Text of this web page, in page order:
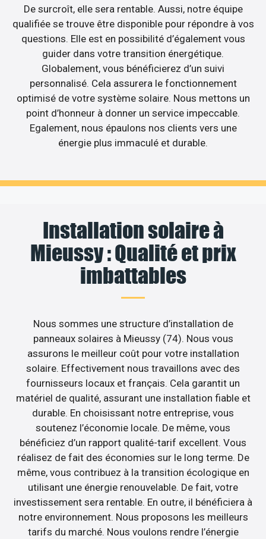
De surcroît, elle sera rentable. Aussi, notre équipe
qualifiée se trouve être disponible pour répondre à vos
questions. Elle est en possibilité d’également vous
guider dans votre transition énergétique.
Globalement, vous bénéficierez d’un suivi
personnalisé. Cela assurera le fonctionnement
optimisé de votre système solaire. Nous mettons un
point d’honneur à donner un service impeccable.
Egalement, nous épaulons nos clients vers une
énergie plus immaculé et durable.
Installation solaire à
Mieussy : Qualité et prix
imbattables
Nous sommes une structure d’installation de
panneaux solaires à Mieussy (74). Nous vous
assurons le meilleur coût pour votre installation
solaire. Effectivement nous travaillons avec des
fournisseurs locaux et français. Cela garantit un
matériel de qualité, assurant une installation fiable et
durable. En choisissant notre entreprise, vous
soutenez l’économie locale. De même, vous
bénéficiez d’un rapport qualité-tarif excellent. Vous
réalisez de fait des économies sur le long terme. De
même, vous contribuez à la transition écologique en
utilisant une énergie renouvelable. De fait, votre
investissement sera rentable. En outre, il bénéficiera à
notre environnement. Nous proposons les meilleurs
tarifs du marché. Nous voulons rendre l’énergie